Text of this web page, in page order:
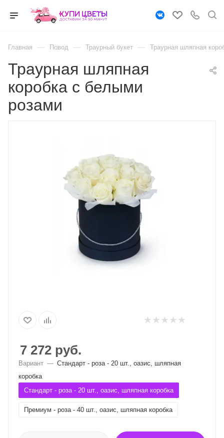
Главная — Повод — Траурный букет — Траурная шляпная
Траурная шляпная
коробка с белыми
розами
7 272 руб.
Вариант — Стандарт - роза - 20 шт., оазис, шляпная
коробка
Стандарт - роза - 20 шт., оазис, шляпная коробка
Премиум - роза - 40 шт., оазис, шляпная коробка